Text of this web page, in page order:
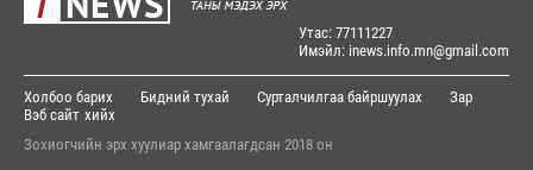
Утас: 77111227
Имэйл: inews.info.mn@gmail.com
Холбоо барих Бидний тухай Сурталчилгаа байршуулах
Зар
Вэб сайт хийх
Зохиогчийн эрх хуулиар хамгаалагдсан 2018 он